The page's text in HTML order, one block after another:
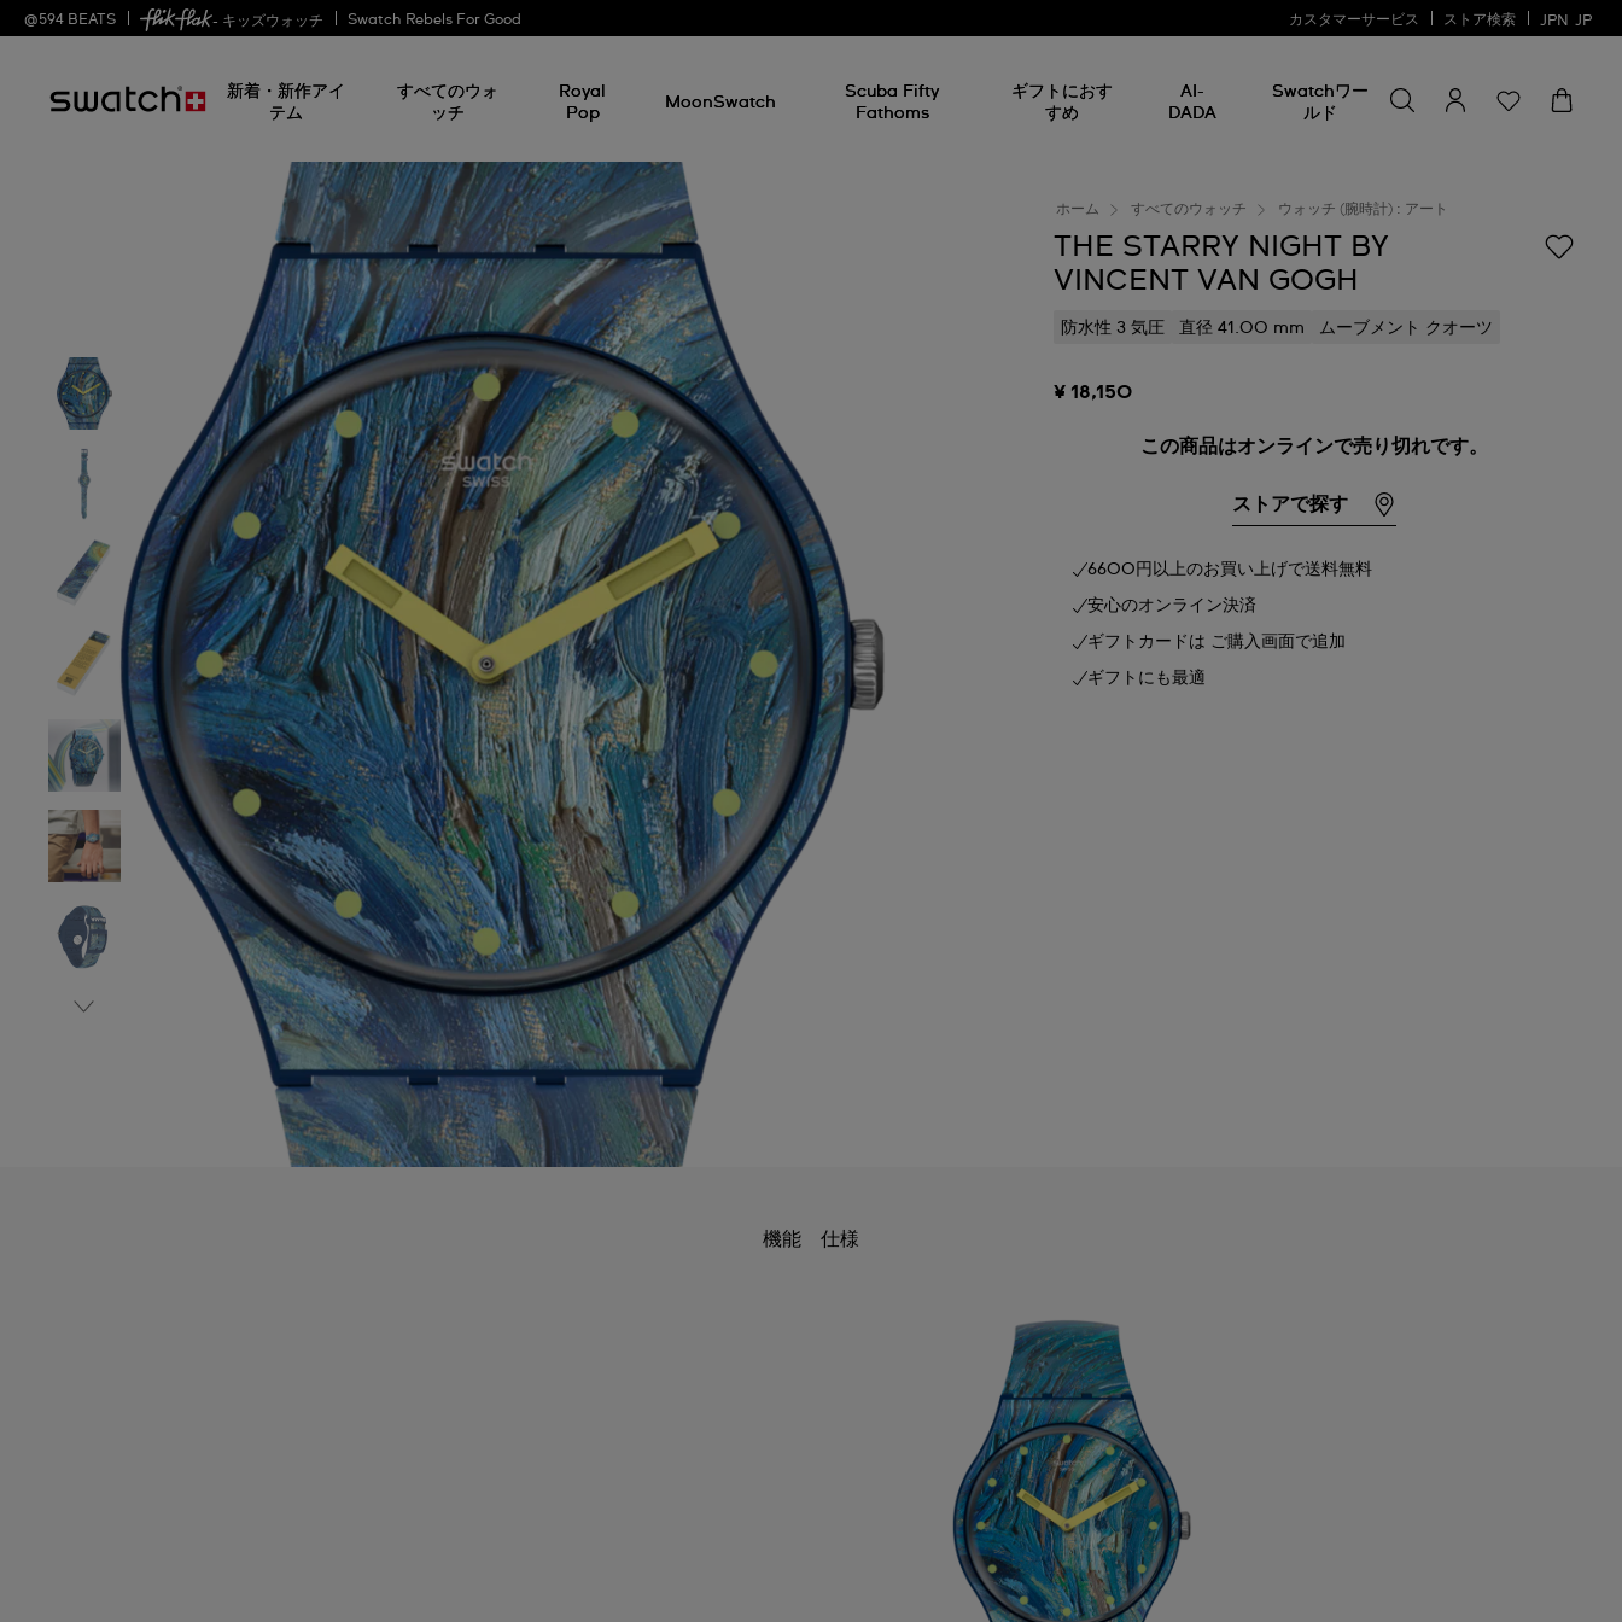
@594 BEATS - キッズウォッチ Swatch Rebels For Good カスタマーサービス ストア検索 JPN JP
新着・新作アイ
テム
すべてのウォ
ッチ
Royal
Pop
MoonSwatch
Scuba Fifty
Fathoms
ギフトにおす
すめ
AI-
DADA
Swatchワー
ルド
か
を
ホーム すべてのウォッチ ウォッチ (腕時計) : アート
THE STARRY NIGHT BY
VINCENT VAN GOGH
防水性 3 気圧 直径 41.00 mm ムーブメント クオーツ
¥ 18,150
この商品はオンラインで売り切れです。
ストアで探す
6600円以上のお買い上げで送料無料
安心のオンライン決済
ギフトカードは ご購入画面で追加
ギフトにも最適
機能 仕様